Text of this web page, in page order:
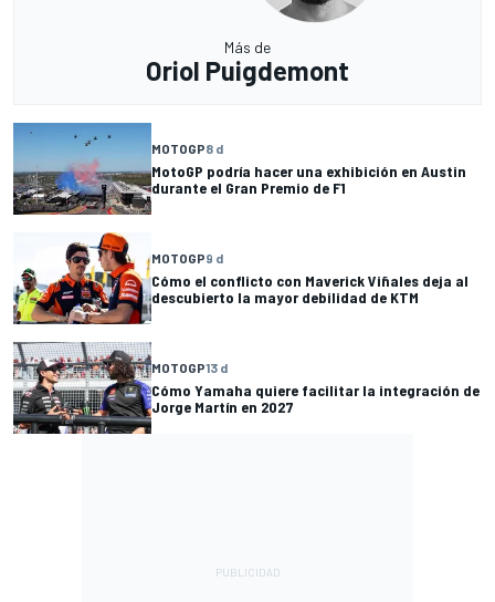
Más de
Oriol Puigdemont
MOTOGP8 d
MotoGP podría hacer una exhibición en Austin
durante el Gran Premio de F1
MOTOGP9 d
Cómo el conflicto con Maverick Viñales deja al
descubierto la mayor debilidad de KTM
MOTOGP13 d
Cómo Yamaha quiere facilitar la integración de
Jorge Martín en 2027